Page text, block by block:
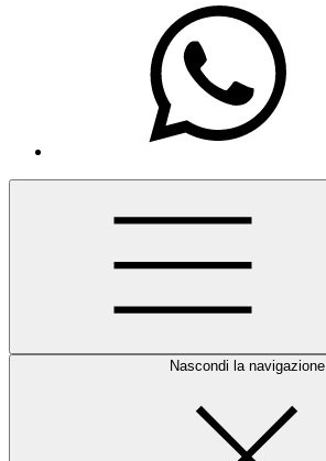
Nascondi la navigazione